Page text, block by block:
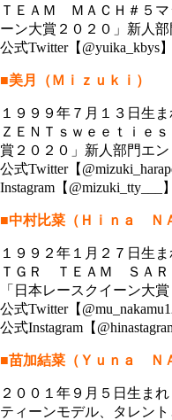
ＴＥＡＭ ＭＡＣＨ＃５マ
ーン大賞２０２０」新人
公式Twitter【@yuika_kbys
■美月（Ｍｉｚｕｋｉ）
１９９９年７月１３日生
ＺＥＮＴｓｗｅｅｔｉｅ
賞２０２０」新人部門エン
公式Twitter【
Instagram【@mizuki_tty___】
■中村比菜（Ｈｉｎａ Ｎ
１９９２年１月２７日生
ＴＧＲ ＴＥＡＭ ＳＡＲ
「日本レースクイーン大
公式Twitter【
公式Instagram【
■苗加結菜（Ｙｕｎａ Ｎ
２００１年９月５日生ま
ティーンモデル、タレン